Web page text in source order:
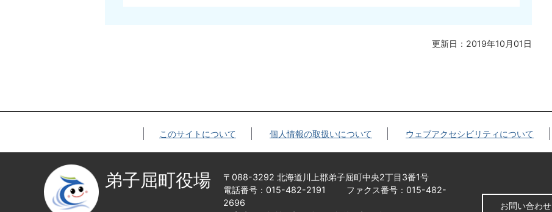
更新日：2019年10月01日
このサイトについて 個人情報の取扱いについて ウェブアクセシビリティについて
弟子屈町役場
〒088-3292 北海道川上郡弟子屈町中央2丁目3番1号
電話番号：015-482-2191
ファクス番号：015-482-
2696
お問い合わせ